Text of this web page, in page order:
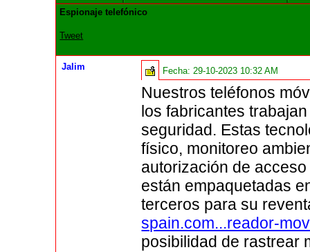
Espionaje telefónico
Tweet
Jalim Fecha:29-10-2023 10:32 AM
Nuestros teléfonos
los fabricantes
seguridad. Estas
físico, monitoreo
autorización de
están empaquetadas
terceros para su
spain.com...reador-
posibilidad de rastrear